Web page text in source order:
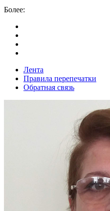
Более:
Лента
Правила перепечатки
Обратная связь